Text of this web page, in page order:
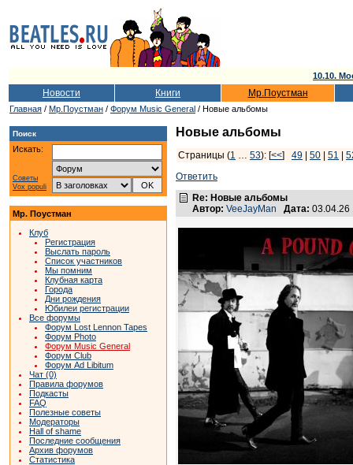
10.10.
Новости Книги Мр.Поустман
Главная / Мр.Поустман / Форум Music General / Новые альбомы
Поиск
Искать:
Советы
Vox populi
Мр. Поустман
Клуб
Регистрация
Выслать пароль
Список участников
Мы помним
Клубная карта
Города
Дни рождения
Юбилеи регистрации
Все форумы
Форум Lost Lennon Tapes
Форум Photo
Форум Music General
Форум Club
Форум Ad Libitum
Чат (0)
Правила форумов
Подкасты
FAQ
Полезные советы
Модераторы
Hall of shame
Последние сообщения
Архив форумов
Статистика
Новые альбомы
Страницы (1 … 53): [<<] 49 50 51
Ответить
Re: Новые альбомы
Автор: VeeJayMan Дата: